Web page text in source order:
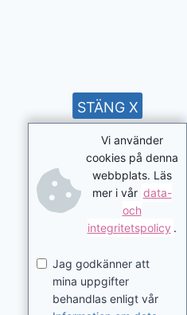
Vi använder
cookies på denna
webbplats. Läs
mer i vår data-
och
integritetspolicy .
Jag godkänner att
mina uppgifter
behandlas enligt vår
STÄNG X